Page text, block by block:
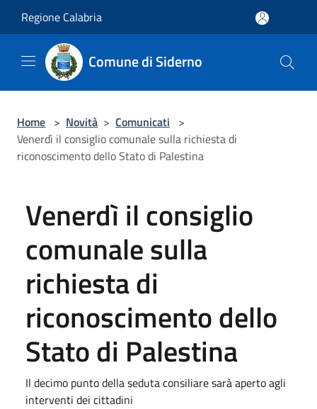
Regione Calabria
Comune di Siderno
Home > Novità > Comunicati >
Venerdì il consiglio comunale sulla richiesta di
riconoscimento dello Stato di Palestina
Venerdì il consiglio
comunale sulla
richiesta di
riconoscimento dello
Stato di Palestina
Il decimo punto della seduta consiliare sarà aperto agli
interventi dei cittadini